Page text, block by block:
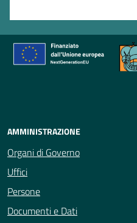
AMMINISTRAZIONE
Organi di Governo
Uffici
Persone
Documenti e Dati